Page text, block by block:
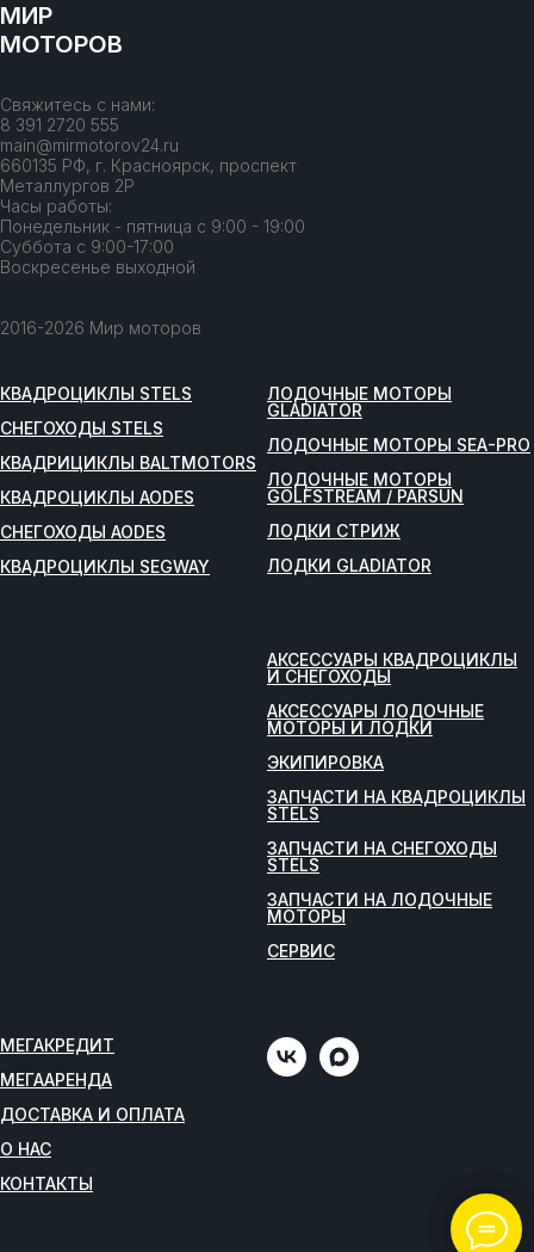
МИР
МОТОРОВ
Свяжитесь с нами:
8 391 2720 555
main@mirmotorov24.ru
660135 РФ, г. Красноярск, проспект
Металлургов 2Р
Часы работы:
Понедельник - пятница с 9:00 - 19:00
Суббота с 9:00-17:00
Воскресенье выходной
2016-2026 Мир моторов
КВАДРОЦИКЛЫ STELS
СНЕГОХОДЫ STELS
КВАДРИЦИКЛЫ BALTMOTORS
КВАДРОЦИКЛЫ AODES
СНЕГОХОДЫ AODES
КВАДРОЦИКЛЫ SEGWAY
ЛОДОЧНЫЕ МОТОРЫ
GLADIATOR
ЛОДОЧНЫЕ МОТОРЫ SEA-PRO
ЛОДОЧНЫЕ МОТОРЫ
GOLFSTREAM / PARSUN
ЛОДКИ СТРИЖ
ЛОДКИ GLADIATOR
АКСЕССУАРЫ КВАДРОЦИКЛЫ
И СНЕГОХОДЫ
АКСЕССУАРЫ ЛОДОЧНЫЕ
МОТОРЫ И ЛОДКИ
ЭКИПИРОВКА
ЗАПЧАСТИ НА КВАДРОЦИКЛЫ
STELS
ЗАПЧАСТИ НА СНЕГОХОДЫ
STELS
ЗАПЧАСТИ НА ЛОДОЧНЫЕ
МОТОРЫ
СЕРВИС
МЕГАКРЕДИТ
МЕГААРЕНДА
ДОСТАВКА И ОПЛАТА
О НАС
КОНТАКТЫ